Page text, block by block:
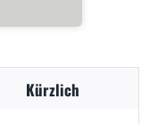
Kürzlich